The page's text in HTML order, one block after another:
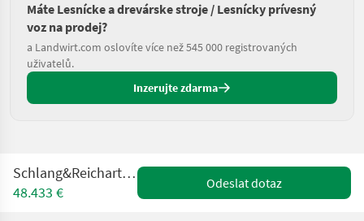
Máte Lesnícke a drevárske stroje / Lesnícky prívesný
voz na prodej?
a Landwirt.com oslovíte více než 545 000 registrovaných
uživatelů.
Inzerujte zdarma
Schlang&Reichart SR 1100 Aktion
48.433 €
Odeslat dotaz